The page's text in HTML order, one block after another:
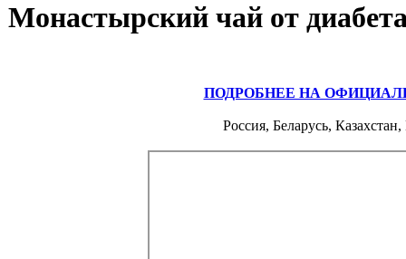
Монастырский чай от
ПОДРОБНЕЕ НА
Россия, Беларусь,